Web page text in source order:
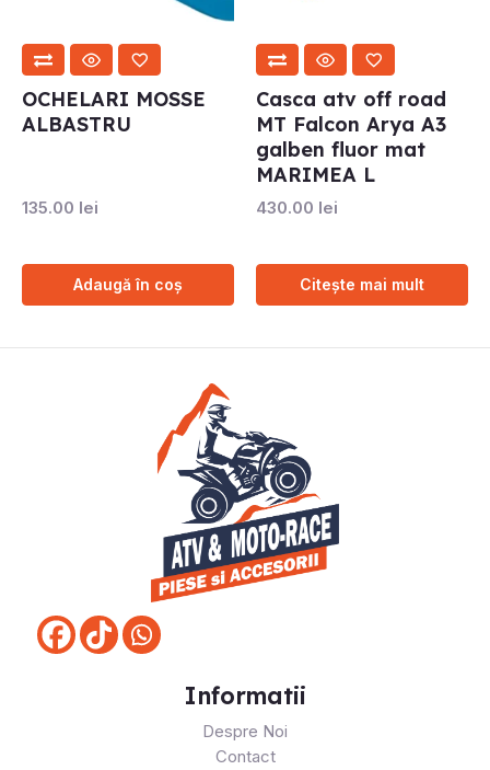
OCHELARI MOSSE
ALBASTRU
135.00 lei
Adaugă în coș
Casca atv off road
MT Falcon Arya A3
galben fluor mat
MARIMEA L
430.00 lei
Citește mai mult
Informatii
Despre Noi
Contact